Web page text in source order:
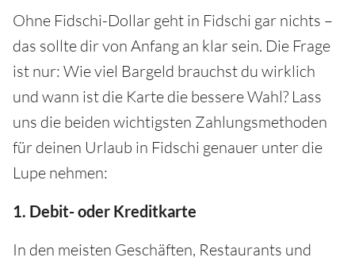
Ohne Fidschi-Dollar geht in Fidschi gar nichts –
das sollte dir von Anfang an klar sein. Die Frage
ist nur: Wie viel Bargeld brauchst du wirklich
und wann ist die Karte die bessere Wahl? Lass
uns die beiden wichtigsten Zahlungsmethoden
für deinen Urlaub in Fidschi genauer unter die
Lupe nehmen:
1. Debit- oder Kreditkarte
In den meisten Geschäften, Restaurants und